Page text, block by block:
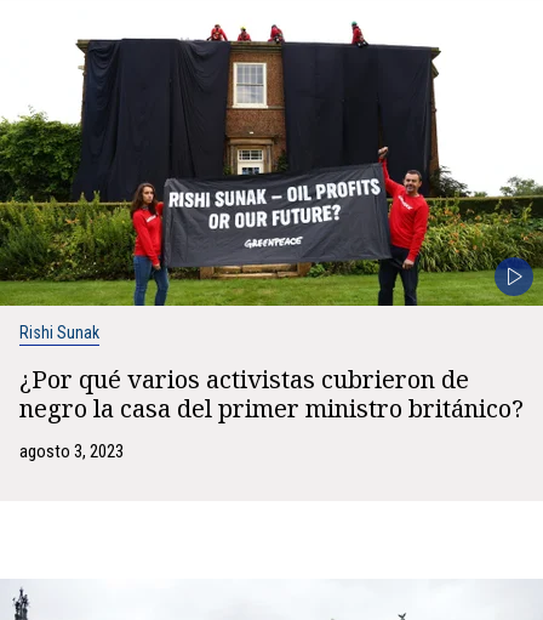
Rishi Sunak
¿Por qué varios activistas cubrieron de
negro la casa del primer ministro británico?
agosto 3, 2023